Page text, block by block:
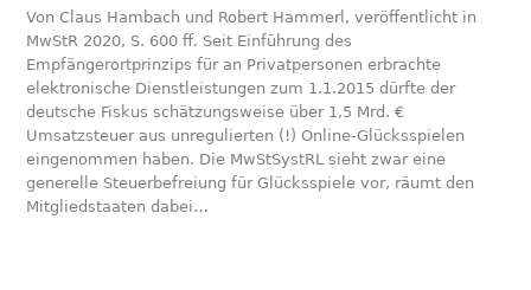
Von Claus Hambach und Robert Hammerl, veröffentlicht in
MwStR 2020, S. 600 ff. Seit Einführung des
Empfängerortprinzips für an Privatpersonen erbrachte
elektronische Dienstleistungen zum 1.1.2015 dürfte der
deutsche Fiskus schätzungsweise über 1,5 Mrd. €
Umsatzsteuer aus unregulierten (!) Online-Glücksspielen
eingenommen haben. Die MwStSystRL sieht zwar eine
generelle Steuerbefreiung für Glücksspiele vor, räumt den
Mitgliedstaaten dabei…